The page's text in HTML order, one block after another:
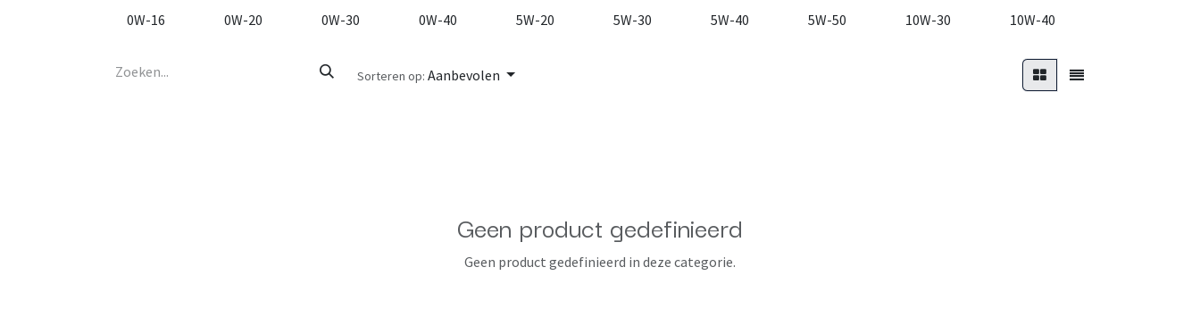
0W-16 0W-20 0W-30 0W-40 5W-20 5W-30 5W-40 5W-50 10W-30 10W-40
Sorteren op: Aanbevolen
Geen product gedefinieerd
Geen product gedefinieerd in deze categorie.